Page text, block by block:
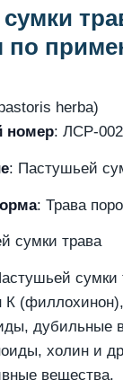
по
herba)
номер: ЛСР-
: Пастушьей
: Трава
сумки трава
сумки
К
дубильные
холин и
вещества.